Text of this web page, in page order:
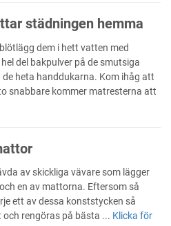
städningen hemma
dem i hett vatten med
del bakpulver på de smutsiga
heta handdukarna. Kom ihåg att
snabbare kommer matresterna att
av skickliga vävare som lägger
en av mattorna. Eftersom så
ett av dessa konststycken så
och rengöras på bästa ... Klicka för